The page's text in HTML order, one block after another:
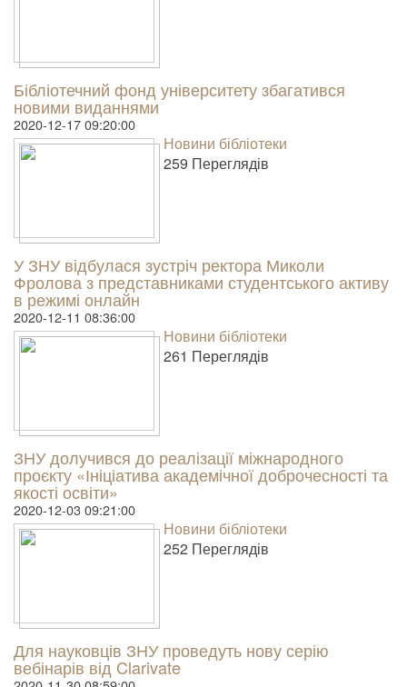
Бібліотечний фонд університету збагатився
новими виданнями
2020-12-17 09:20:00
Новини бібліотеки
259 Пере­гля­дів
У ЗНУ відбулася зустріч ректора Миколи
Фролова з представниками студентського активу
в режимі онлайн
2020-12-11 08:36:00
Новини бібліотеки
261 Пере­гля­дів
ЗНУ долучився до реалізації міжнародного
проєкту «Ініціатива академічної доброчесності та
якості освіти»
2020-12-03 09:21:00
Новини бібліотеки
252 Пере­гля­дів
Для науковців ЗНУ проведуть нову серію
вебінарів від Clarivate